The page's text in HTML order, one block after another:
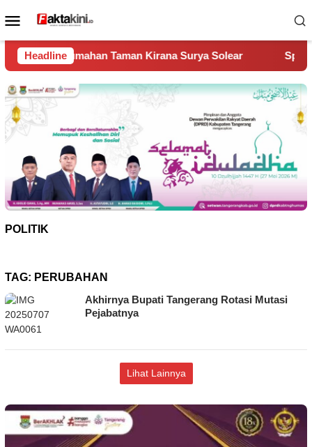
ke
Menu
Mobile
Headline
Kirana Surya Solear Spanyol Juara Piala Dunia
POLITIK
TAG: PERUBAHAN
Akhirnya Bupati Tangerang Rotasi Mutasi
Pejabatnya
Lihat Lainnya